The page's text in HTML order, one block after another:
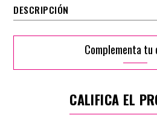
DESCRIPCIÓN
Complementa tu
CALIFICA EL